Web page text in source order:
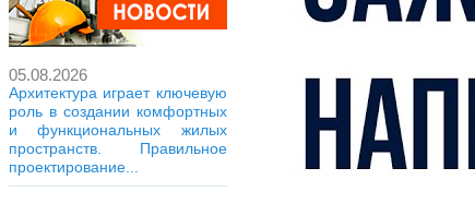
05.08.2026
Архитектура играет ключевую
роль в создании комфортных
и функциональных жилых
пространств. Правильное
проектирование...